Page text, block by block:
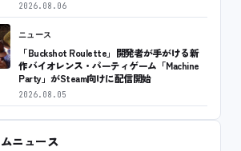
2026.08.06
ニュース
「Buckshot Roulette」開発者が手がける新
作バイオレンス・パーティゲーム「Machine
Party」がSteam向けに配信開始
2026.08.05
ニュース